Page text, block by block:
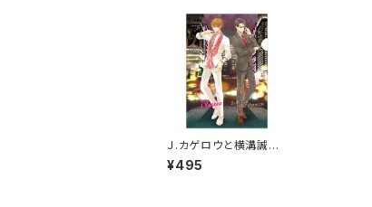
Ｊ.カゲロウと横溝誠一
郎のＤＪクリアファイル
¥495